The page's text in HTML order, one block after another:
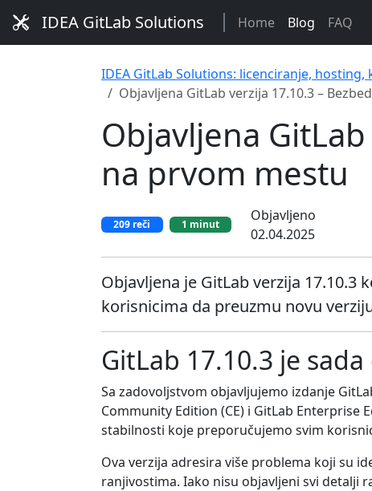
IDEA GitLab Solutions Home Blog FAQ
IDEA GitLab Solutions: licenciranje,
Objavljena GitLab verzija 17.10.3 –
Objavljena
na prvom mestu
209 reči 1 minut
Objavljeno
02.04.2025
Objavljena je GitLab verzija
korisnicima da preuzmu novu
GitLab 17.10.3 je
Sa zadovoljstvom objavljujemo izdanje
Community Edition (CE) i GitLab
stabilnosti koje preporučujemo svim
Ova verzija adresira više problema koji su
ranjivostima. Iako nisu objavljeni svi detalji